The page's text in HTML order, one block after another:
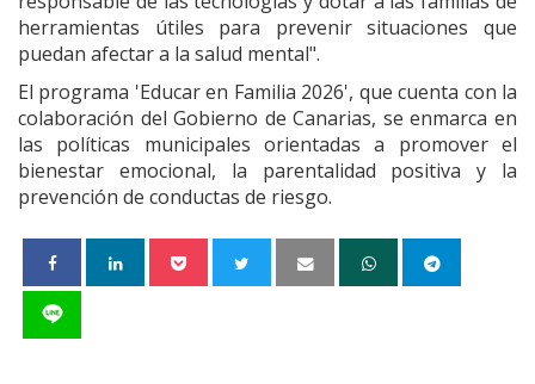
herramientas útiles para prevenir situaciones que
puedan afectar a la salud mental".
El programa 'Educar en Familia 2026', que cuenta con la
colaboración del Gobierno de Canarias, se enmarca en
las políticas municipales orientadas a promover el
bienestar emocional, la parentalidad positiva y la
prevención de conductas de riesgo.